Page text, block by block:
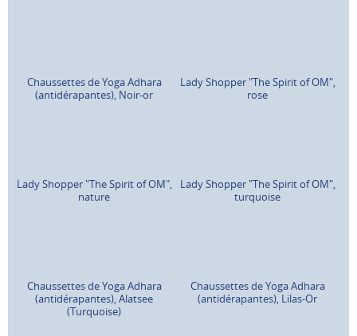
Chaussettes de Yoga Adhara
(antidérapantes), Noir-or
Lady Shopper "The Spirit of OM",
rose
Lady Shopper "The Spirit of OM",
nature
Lady Shopper "The Spirit of OM",
turquoise
Chaussettes de Yoga Adhara
(antidérapantes), Alatsee
(Turquoise)
Chaussettes de Yoga Adhara
(antidérapantes), Lilas-Or